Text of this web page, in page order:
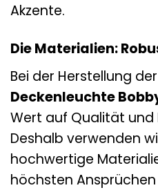
Akzente.
Die Materialien:
Bei der Herstellung der
Deckenleuchte
Wert auf Qualität und
Deshalb verwenden
hochwertige
höchsten